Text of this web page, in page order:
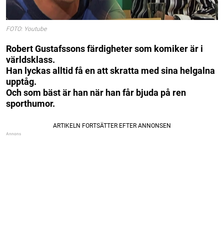
FOTO: Youtube
Robert Gustafssons färdigheter som komiker är i
världsklass.
Han lyckas alltid få en att skratta med sina helgalna
upptåg.
Och som bäst är han när han får bjuda på ren
sporthumor.